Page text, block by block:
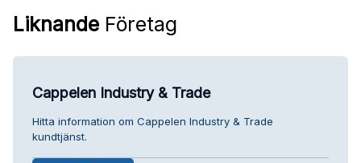
Liknande Företag
Cappelen Industry & Trade
Hitta information om Cappelen Industry & Trade
kundtjänst.